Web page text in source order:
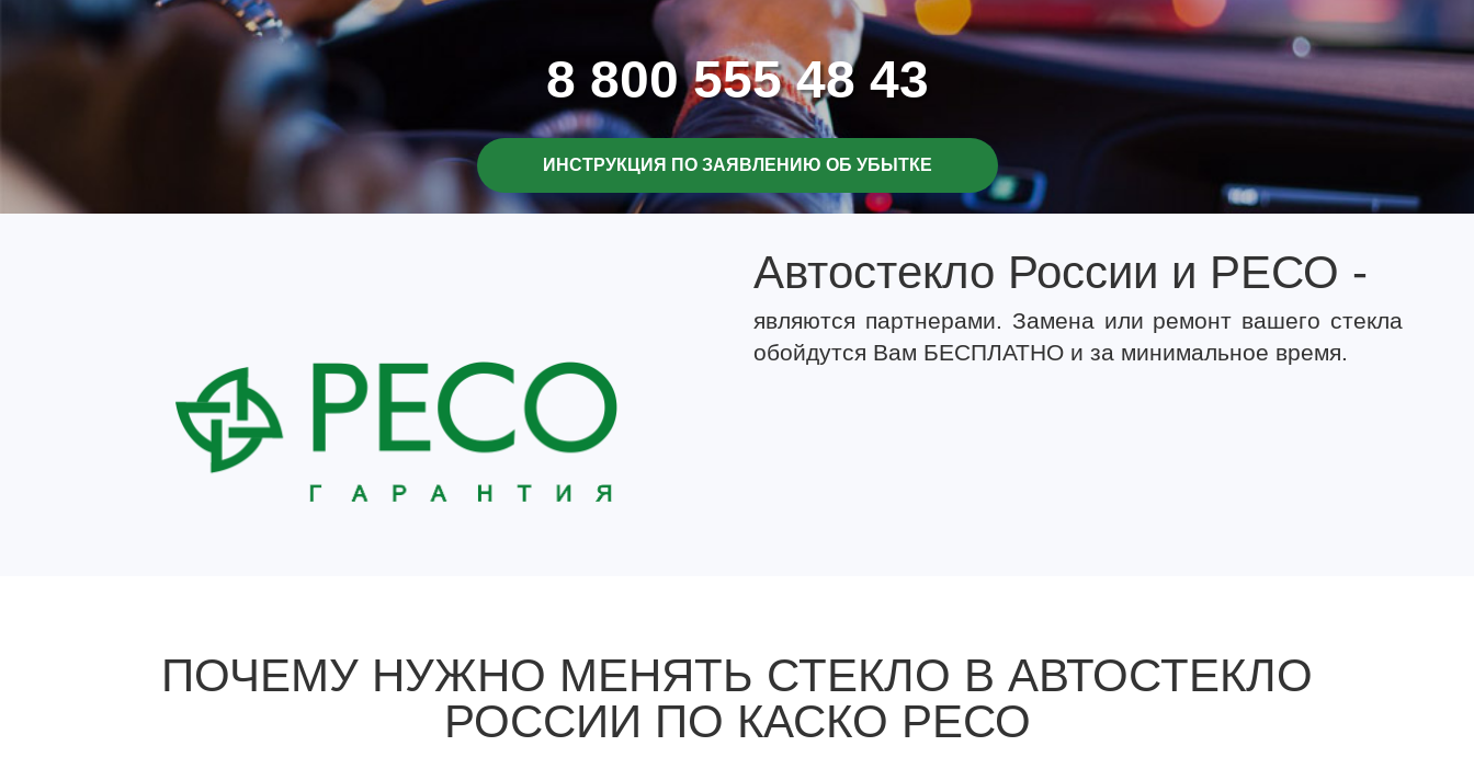
8 800 555 48 43
ИНСТРУКЦИЯ ПО ЗАЯВЛЕНИЮ ОБ УБЫТКЕ
Автостекло России и РЕСО -
являются партнерами. Замена или ремонт вашего стекла
обойдутся Вам БЕСПЛАТНО и за минимальное время.
ПОЧЕМУ НУЖНО МЕНЯТЬ СТЕКЛО В АВТОСТЕКЛО
РОССИИ ПО КАСКО РЕСО